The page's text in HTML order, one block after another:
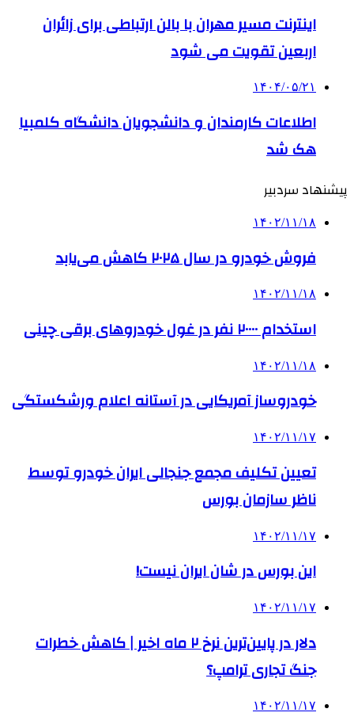
اینترنت مسیر مهران با بالن ارتباطی برای زائران
اربعین تقویت می شود
۱۴۰۴/۰۵/۲۱
اطلاعات کارمندان و دانشجویان دانشگاه کلمبیا
هک شد
پیشنهاد سردبیر
۱۴۰۲/۱۱/۱۸
فروش خودرو در سال ۲۰۲۵ کاهش می‌یابد
۱۴۰۲/۱۱/۱۸
استخدام ۲۰۰۰۰ نفر در غول خودروهای برقی چینی
۱۴۰۲/۱۱/۱۸
خودروساز آمریکایی در آستانه اعلام ورشکستگی
۱۴۰۲/۱۱/۱۷
تعیین تکلیف مجمع جنجالی ایران خودرو توسط
ناظر سازمان بورس
۱۴۰۲/۱۱/۱۷
این بورس در شان ایران نیست!
۱۴۰۲/۱۱/۱۷
دلار در پایین‌ترین نرخ ۲ ماه اخیر | کاهش خطرات
جنگ تجاری ترامپ؟
۱۴۰۲/۱۱/۱۷